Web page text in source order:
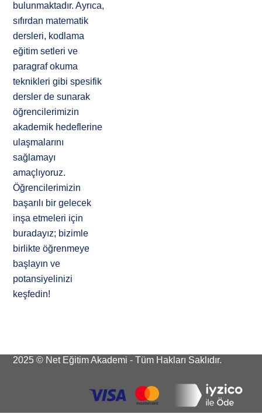
bulunmaktadır. Ayrıca,
sıfırdan matematik
dersleri, kodlama
eğitim setleri ve
paragraf okuma
teknikleri gibi spesifik
dersler de sunarak
öğrencilerimizin
akademik hedeflerine
ulaşmalarını
sağlamayı
amaçlıyoruz.
Öğrencilerimizin
başarılı bir gelecek
inşa etmeleri için
buradayız; bizimle
birlikte öğrenmeye
başlayın ve
potansiyelinizi
keşfedin!
2025 © Net Eğitim Akademi - Tüm Hakları Saklıdır.